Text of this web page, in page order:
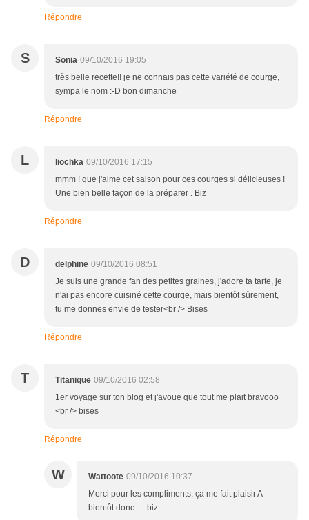
Répondre
S Sonia 09/10/2016 19:05
très belle recette!! je ne connais pas cette variété de courge,
sympa le nom :-D bon dimanche
Répondre
L liochka 09/10/2016 17:15
mmm ! que j'aime cet saison pour ces courges si délicieuses !
Une bien belle façon de la préparer . Biz
Répondre
D delphine 09/10/2016 08:51
Je suis une grande fan des petites graines, j'adore ta tarte, je
n'ai pas encore cuisiné cette courge, mais bientôt sûrement,
tu me donnes envie de tester<br /> Bises
Répondre
T Titanique 09/10/2016 02:58
1er voyage sur ton blog et j'avoue que tout me plait bravooo
<br /> bises
Répondre
W Wattoote 09/10/2016 10:37
Merci pour les compliments, ça me fait plaisir A
bientôt donc .... biz